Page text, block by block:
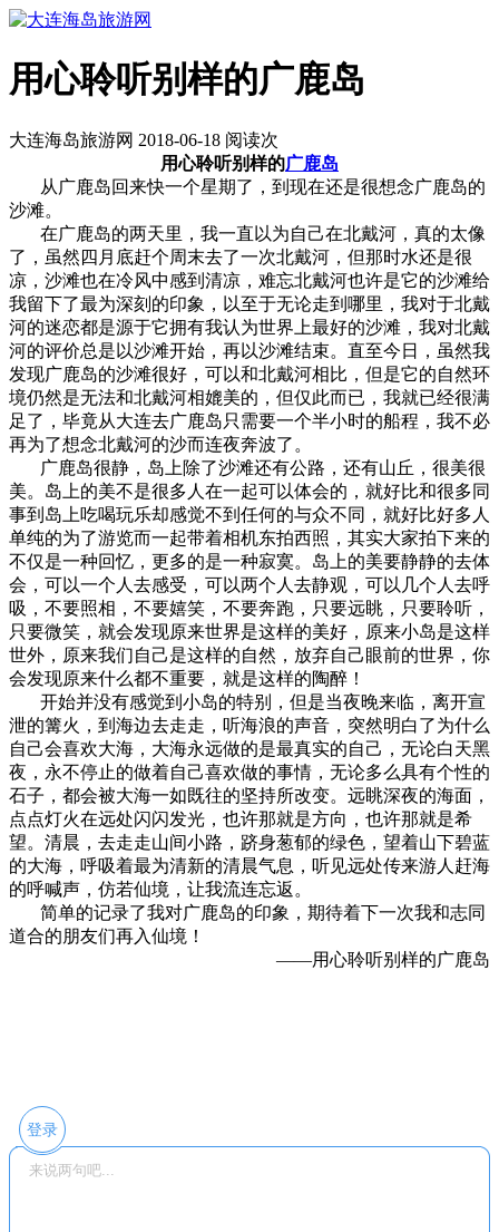
用心聆听别样的广鹿岛
大连海岛旅游网 2018-06-18 阅读次
用心聆听别样的广鹿岛
从 广鹿岛回来快一个星期了，到现在还是很想念广鹿岛的
沙滩。
在广鹿岛的两天里，我一直以为自己在北戴河，真的太像
了，虽然四月底赶个周末去了一次北戴河，但那时水还是很
凉，沙滩也在冷风中感到清凉，难忘北戴河也许是它的沙滩给
我留下了最为深刻的印象，以至于无论走到哪里，我对于北戴
河的迷恋都是源于它拥有我认为世界上最好的沙滩，我对北戴
河的评价总是以沙滩开始，再以沙滩结束。直至今日，虽然我
发现广鹿岛的沙滩很好，可以和北戴河相比，但是它的自然环
境仍然是无法和北戴河相媲美的，但仅此而已，我就已经很满
足了，毕竟从大连去广鹿岛只需要一个半小时的船程，我不必
再为了想念北戴河的沙而连夜奔波了。
广鹿岛很静，岛上除了沙滩还有公路，还有山丘，很美很
美。岛上的美不是很多人在一起可以体会的，就好比和很多同
事到岛上吃喝玩乐却感觉不到任何的与众不同，就好比好多人
单纯的为了游览而一起带着相机东拍西照，其实大家拍下来的
不仅是一种回忆，更多的是一种寂寞。岛上的美要静静的去体
会，可以一个人去感受，可以两个人去静观，可以几个人去呼
吸，不要照相，不要嬉笑，不要奔跑，只要远眺，只要聆听，
只要微笑，就会发现原来世界是这样的美好，原来小岛是这样
世外，原来我们自己是这样的自然，放弃自己眼前的世界，你
会发现原来什么都不重要，就是这样的陶醉！
开始并没有感觉到小岛的特别，但是当夜晚来临，离开宣
泄的篝火，到海边去走走，听海浪的声音，突然明白了为什么
自己会喜欢大海，大海永远做的是最真实的自己，无论白天黑
夜，永不停止的做着自己喜欢做的事情，无论多么具有个性的
石子，都会被大海一如既往的坚持所改变。远眺深夜的海面，
点点灯火在远处闪闪发光，也许那就是方向，也许那就是希
望。清晨，去走走山间小路，跻身葱郁的绿色，望着山下碧蓝
的大海，呼吸着最为清新的清晨气息，听见远处传来游人赶海
的呼喊声，仿若仙境，让我流连忘返。
简单的记录了我对广鹿岛的印象，期待着下一次我和志同
道合的朋友们再入仙境！
——用心聆听别样的广鹿岛
登录